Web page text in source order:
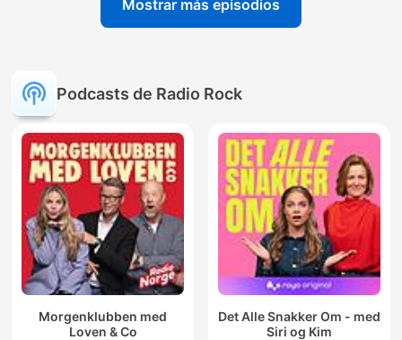
Mostrar más episodios
Podcasts de Radio Rock
Morgenklubben med
Loven & Co
Det Alle Snakker Om - med
Siri og Kim